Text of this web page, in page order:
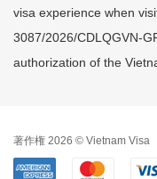
visa experience when
3087/2026/CDLQGVN-
authorization of the
著作権 2026 © Vietnam Visa